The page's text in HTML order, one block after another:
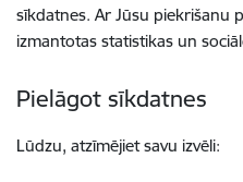
sīkdatnes. Ar Jūsu piekrišanu
izmantotas statistikas un
Pielāgot sīkdatnes
Lūdzu, atzīmējiet savu izvēli: